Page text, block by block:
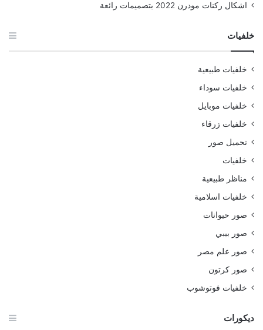
اشكال ركنات مودرن 2022 بتصميمات رائعة
خلفيات
خلفيات طبيعية
خلفيات سوداء
خلفيات موبايل
خلفيات زرقاء
تحميل صور
خلفيات
مناظر طبيعية
خلفيات اسلامية
صور حيوانات
صور بيبي
صور علم مصر
صور كرتون
خلفيات فوتوشوب
ديكورات